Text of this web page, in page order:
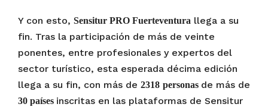
Y con esto, Sensitur PRO Fuerteventura llega a su
fin. Tras la participación de más de veinte
ponentes, entre profesionales y expertos del
sector turístico, esta esperada décima edición
llega a su fin, con más de 2318 personas de más de
30 países inscritas en las plataformas de Sensitur